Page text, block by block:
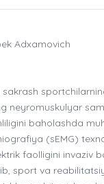
Adxamovich
sakrash
neyromuskulyar
baholashda
(sEMG)
faolligini invaziv
sport va